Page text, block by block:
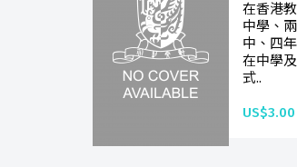
在香港
中學、
中、四
在中學
式..
US$3.00